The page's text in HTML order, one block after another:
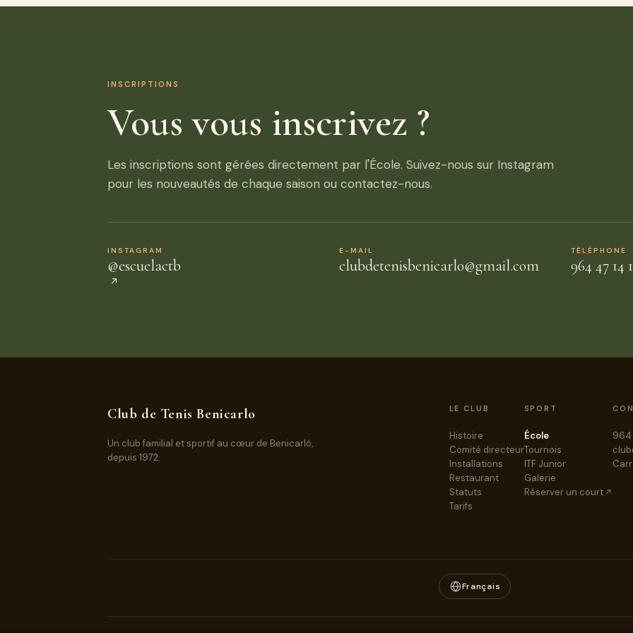
INSCRIPTIONS
Vous vous inscrivez ?
Les inscriptions sont gérées directement par l'École. Suivez-nous sur Instagram
pour les nouveautés de chaque saison ou contactez-nous.
INSTAGRAM
@escuelactb
E-MAIL
clubdetenisbenicarlo@gmail.com
TÉLÉPHONE
964 47 14
Club de Tenis Benicarlo
Un club familial et sportif au cœur de Benicarló,
depuis 1972.
LE CLUB
Histoire
Comité directeur
Installations
Restaurant
Statuts
Tarifs
SPORT
École
Tournois
ITF Junior
Galerie
Réserver un court
964
Français